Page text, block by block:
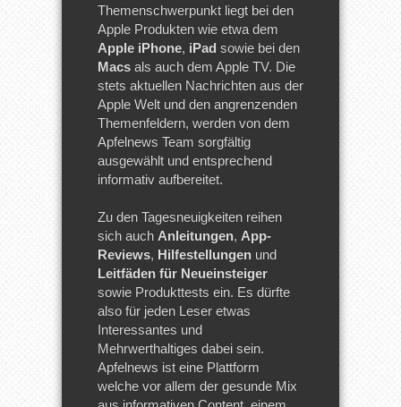
Themenschwerpunkt liegt bei den
Apple Produkten wie etwa dem
Apple iPhone, iPad sowie bei den
Macs als auch dem Apple TV. Die
stets aktuellen Nachrichten aus der
Apple Welt und den angrenzenden
Themenfeldern, werden von dem
Apfelnews Team sorgfältig
ausgewählt und entsprechend
informativ aufbereitet.
Zu den Tagesneuigkeiten reihen
sich auch Anleitungen, App-
Reviews, Hilfestellungen und
Leitfäden für Neueinsteiger
sowie Produkttests ein. Es dürfte
also für jeden Leser etwas
Interessantes und
Mehrwerthaltiges dabei sein.
Apfelnews ist eine Plattform
welche vor allem der gesunde Mix